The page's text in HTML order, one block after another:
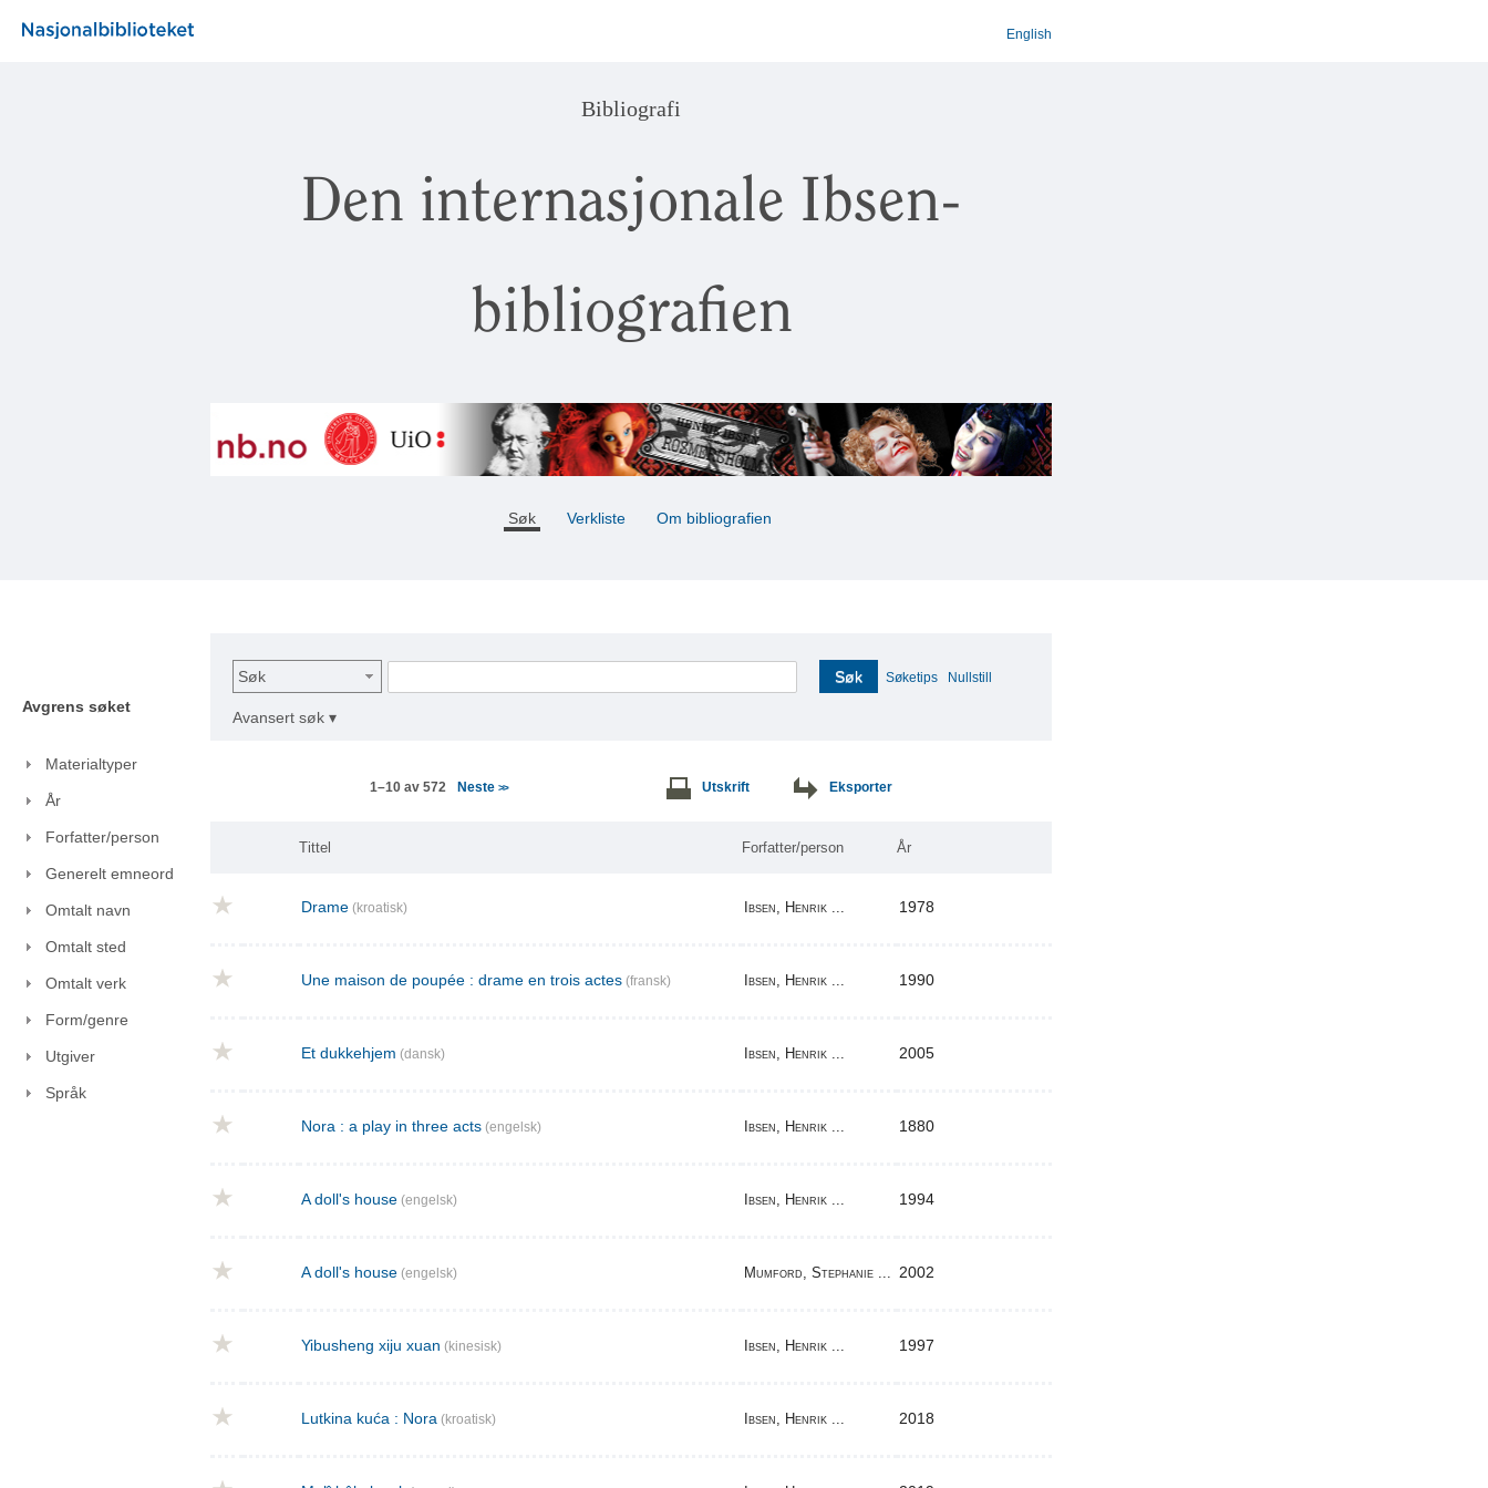
English
Bibliografi
Den internasjonale Ibsen-
bibliografien
Søk Verkliste Om bibliografien
Avgrens søket
Materialtyper
År
Forfatter/person
Generelt emneord
Omtalt navn
Omtalt sted
Omtalt verk
Form/genre
Utgiver
Språk
Søk Søk Søketips Nullstill
Avansert søk ▾
1–10 av 572 Neste >> Utskrift Eksporter
Tittel Forfatter/person År
Drame (kroatisk) Ibsen, Henrik ... 1978
Une maison de poupée : drame en trois actes (fransk) Ibsen, Henrik ... 1990
Et dukkehjem (dansk) Ibsen, Henrik ... 2005
Nora : a play in three acts (engelsk) Ibsen, Henrik ... 1880
A doll's house (engelsk) Ibsen, Henrik ... 1994
A doll's house (engelsk) Mumford, Stephanie ... 2002
Yibusheng xiju xuan (kinesisk) Ibsen, Henrik ... 1997
Lutkina kuća : Nora (kroatisk) Ibsen, Henrik ... 2018